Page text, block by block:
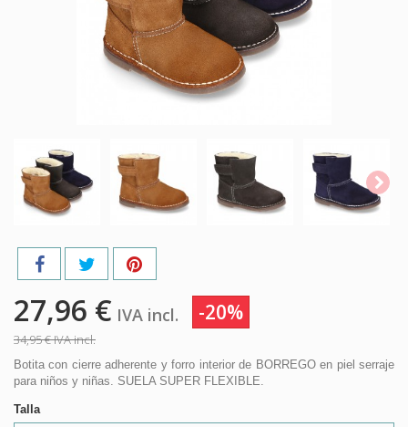
27,96 € IVA incl. -20%
34,95 €IVA incl.
Botita con cierre adherente y forro interior de BORREGO en piel serraje
para niños y niñas. SUELA SUPER FLEXIBLE.
Talla